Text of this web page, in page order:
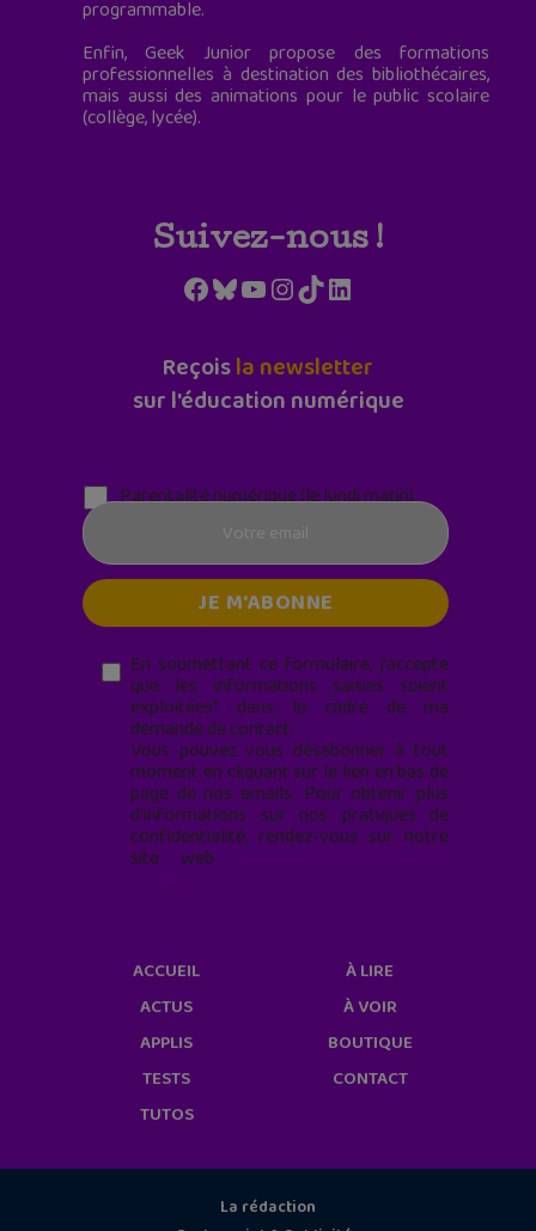
programmable.
Enfin, Geek Junior propose des formations
professionnelles à destination des bibliothécaires,
mais aussi des animations pour le public scolaire
(collège, lycée).
Suivez-nous !
Facebook
Bluesky
YouTube
Instagram
TikTokLinkedIn
Reçoisla newsletter
sur l'éducation numérique
Parentalité numérique (le lundi matin)
En soumettant ce formulaire, j’accepte
que les informations saisies soient
exploitées* dans le cadre de ma
demande de contact.
Vous pouvez vous désabonner à tout
moment en cliquant sur le lien en bas de
page de nos emails. Pour obtenir plus
d'informations sur nos pratiques de
confidentialité, rendez-vous sur notre
site web
ACCUEIL
ACTUS
APPLIS
TESTS
TUTOS
À LIRE
À VOIR
BOUTIQUE
CONTACT
La rédaction